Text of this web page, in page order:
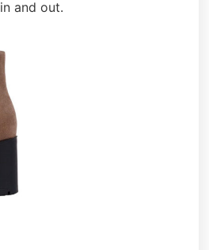
in and out.